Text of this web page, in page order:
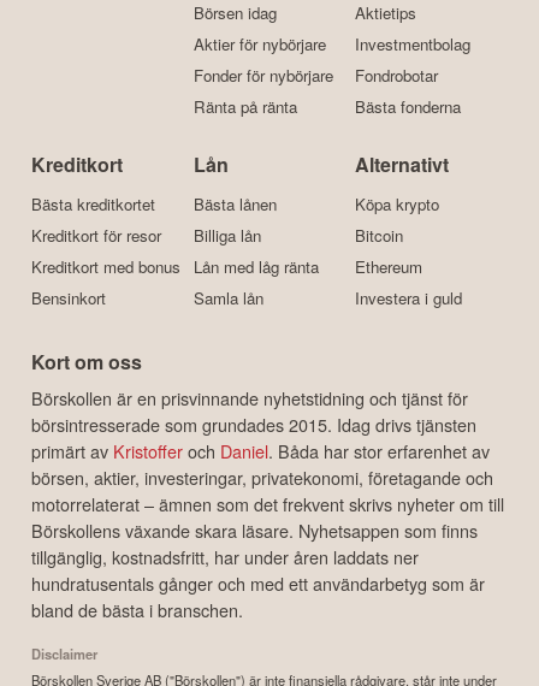
Börsen idag
Aktier för nybörjare
Fonder för nybörjare
Ränta på ränta
Aktietips
Investmentbolag
Fondrobotar
Bästa fonderna
Kreditkort
Bästa kreditkortet
Kreditkort för resor
Kreditkort med bonus
Bensinkort
Lån
Bästa lånen
Billiga lån
Lån med låg ränta
Samla lån
Alternativt
Köpa krypto
Bitcoin
Ethereum
Investera i guld
Kort om oss
Börskollen är en prisvinnande nyhetstidning och tjänst för
börsintresserade som grundades 2015. Idag drivs tjänsten
primärt av Kristofferoch Daniel. Båda har stor erfarenhet av
börsen, aktier, investeringar, privatekonomi, företagande och
motorrelaterat – ämnen som det frekvent skrivs nyheter om till
Börskollens växande skara läsare. Nyhetsappen som finns
tillgänglig, kostnadsfritt, har under åren laddats ner
hundratusentals gånger och med ett användarbetyg som är
bland de bästa i branschen.
Disclaimer
Börskollen Sverige AB ("Börskollen") är inte finansiella rådgivare, står inte under